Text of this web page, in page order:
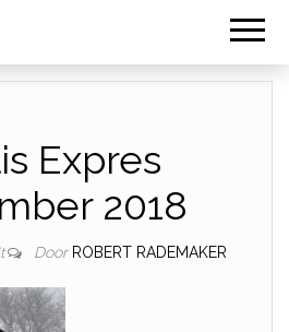
Expres
2018
Door ROBERT RADEMAKER